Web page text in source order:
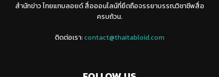
สำนักข่าว ไทยแทบลอยด์ สื่อออนไลน์ที่ยึดถือจรรยาบรรณวิชาชีพสื่อ
ครบถ้วน.
ติดต่อเรา:contact@thaitabloid.com